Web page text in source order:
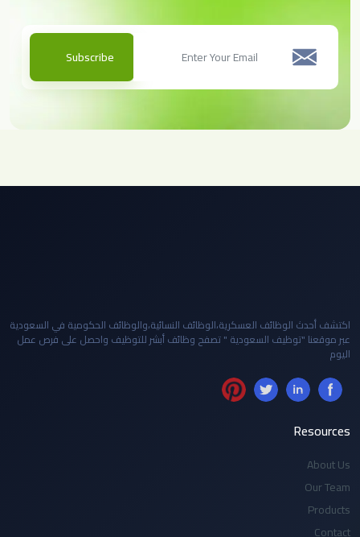
Subscribe
اكتشف أحدث الوظائف العسكرية،الوظائف النسائية،والوظائف الحكومية في السعودية
عبر موقعنا "توظيف السعودية " تصفح وظائف أبشر للتوظيف واحصل على فرص عمل
اليوم
Resources
About Us
Our Team
Products
Contact